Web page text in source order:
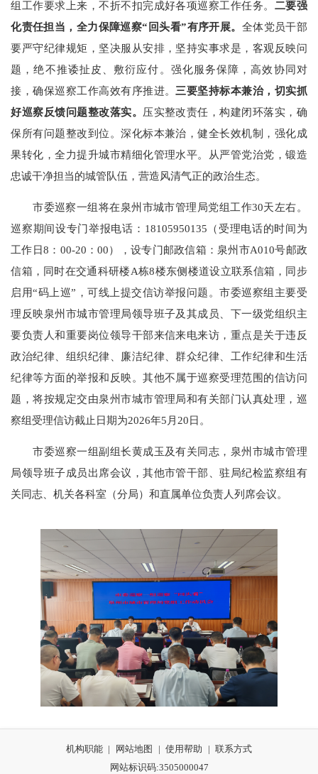
组工作要求上来，不折不扣完成好各项巡察工作任务。 二要强
化责任担当，全力保障巡察“回头看”有序开展。 全体党员干部
要严守纪律规矩，坚决服从安排，坚持实事求是，客观反映问
题，绝不推诿扯皮、敷衍应付。强化服务保障，高效协同对
接，确保巡察工作高效有序推进。 三要坚持标本兼治，切实抓
好巡察反馈问题整改落实。 压实整改责任，构建闭环落实，确
保所有问题整改到位。深化标本兼治，健全长效机制，强化成
果转化，全力提升城市精细化管理水平。从严管党治党，锻造
忠诚干净担当的城管队伍，营造风清气正的政治生态。
市委巡察一组将在泉州市城市管理局党组工作30天左右。
巡察期间设专门举报电话：18105950135（受理电话的时间为
工作日8：00-20：00），设专门邮政信箱：泉州市A010号邮政
信箱，同时在交通科研楼A栋8楼东侧楼道设立联系信箱，同步
启用“码上巡”，可线上提交信访举报问题。市委巡察组主要受
理反映泉州市城市管理局领导班子及其成员、下一级党组织主
要负责人和重要岗位领导干部来信来电来访，重点是关于违反
政治纪律、组织纪律、廉洁纪律、群众纪律、工作纪律和生活
纪律等方面的举报和反映。其他不属于巡察受理范围的信访问
题，将按规定交由泉州市城市管理局和有关部门认真处理，巡
察组受理信访截止日期为2026年5月20日。
市委巡察一组副组长黄成玉及有关同志，泉州市城市管理
局领导班子成员出席会议，其他市管干部、驻局纪检监察组有
关同志、机关各科室（分局）和直属单位负责人列席会议。
机构职能 | 网站地图 | 使用帮助 | 联系方式
网站标识码:3505000047